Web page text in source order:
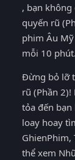
, bạn
quyến rũ
phim Âu Mỹ
mỗi 10 phút.
Đừng bỏ lỡ
rũ (Phần
tỏa đến
loay hoay
GhienPhim,
thể xem